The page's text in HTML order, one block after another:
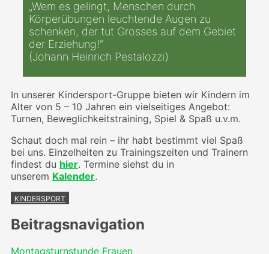
„Wem es gelingt, Menschen durch
Körperübungen leuchtende Augen zu
schenken, der tut Grosses auf dem Gebiet
der Erziehung!“
(Johann Heinrich Pestalozzi)
In unserer Kindersport-Gruppe bieten wir Kindern im
Alter von 5 – 10 Jahren ein vielseitiges Angebot:
Turnen, Beweglichkeitstraining, Spiel & Spaß u.v.m.
Schaut doch mal rein – ihr habt bestimmt viel Spaß
bei uns. Einzelheiten zu Trainingszeiten und Trainern
findest du hier. Termine siehst du in
unserem Kalender.
KINDERSPORT
Beitragsnavigation
Montagsturnstunde Frauen